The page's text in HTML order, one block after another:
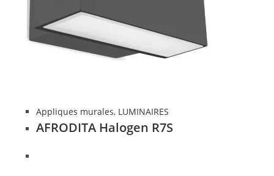
Appliques murales, LUMINAIRES
AFRODITA Halogen R7S